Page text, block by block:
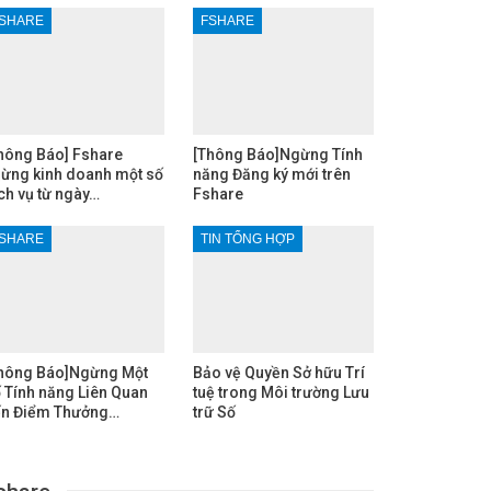
Báo] Fshare
kinh doanh một số
vụ từ ngày…
FSHARE
[Thông Báo]Ngừng Tính
năng Đăng ký mới trên
Fshare
Báo]Ngừng Một
Tính năng Liên Quan
Điểm Thưởng…
TIN TỔNG HỢP
Bảo vệ Quyền Sở hữu Trí
tuệ trong Môi trường Lưu
trữ Số